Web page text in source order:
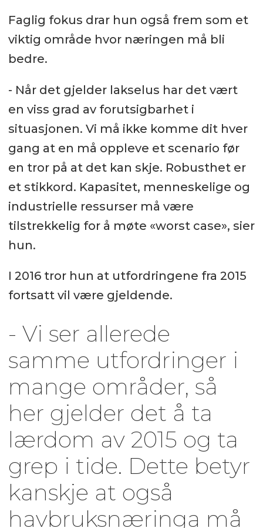
Faglig fokus drar hun også frem som et
viktig område hvor næringen må bli
bedre.
- Når det gjelder lakselus har det vært
en viss grad av forutsigbarhet i
situasjonen. Vi må ikke komme dit hver
gang at en må oppleve et scenario før
en tror på at det kan skje. Robusthet er
et stikkord. Kapasitet, menneskelige og
industrielle ressurser må være
tilstrekkelig for å møte «worst case», sier
hun.
I 2016 tror hun at utfordringene fra 2015
fortsatt vil være gjeldende.
- Vi ser allerede
samme utfordringer i
mange områder, så
her gjelder det å ta
lærdom av 2015 og ta
grep i tide. Dette betyr
kanskje at også
havbruksnæringa må